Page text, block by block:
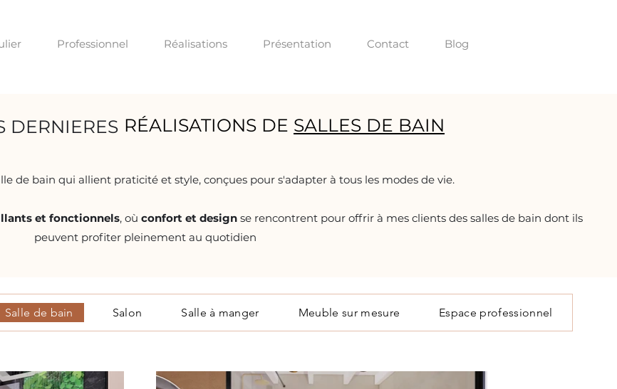
Professionnel Réalisations Présentation Contact Blog
DERNIERES RÉALISATIONS DE SALLES DE BAIN
de bain qui allient praticité et style, conçues pour s'adapter à tous les modes de vie.
et fonctionnels, où confort et designse rencontrent pour offrir à mes clients des salles de bain dont ils
peuvent profiter pleinement au quotidien
Salle de bain Salon Salle à manger Meuble sur mesure Espace professionnel